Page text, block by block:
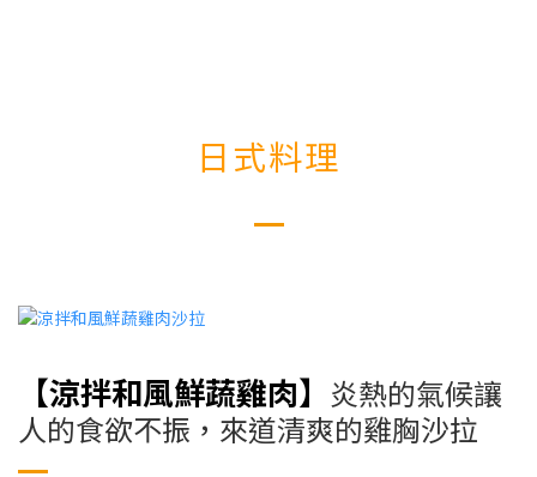
日式料理
【涼拌和風鮮蔬雞肉】 炎熱的氣候讓
人的食欲不振，來道清爽的雞胸沙拉